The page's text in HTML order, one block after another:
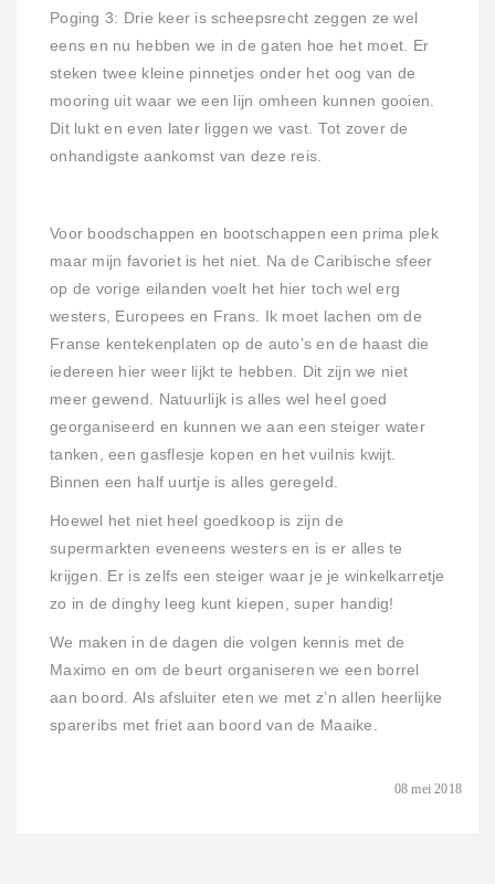
08 mei 2018
Poging 3: Drie keer is scheepsrecht zeggen ze wel
eens en nu hebben we in de gaten hoe het moet. Er
steken twee kleine pinnetjes onder het oog van de
mooring uit waar we een lijn omheen kunnen gooien.
Dit lukt en even later liggen we vast. Tot zover de
onhandigste aankomst van deze reis.
Voor boodschappen en bootschappen een prima plek
maar mijn favoriet is het niet. Na de Caribische sfeer
op de vorige eilanden voelt het hier toch wel erg
westers, Europees en Frans. Ik moet lachen om de
Franse kentekenplaten op de auto’s en de haast die
iedereen hier weer lijkt te hebben. Dit zijn we niet
meer gewend. Natuurlijk is alles wel heel goed
georganiseerd en kunnen we aan een steiger water
tanken, een gasflesje kopen en het vuilnis kwijt.
Binnen een half uurtje is alles geregeld.
Hoewel het niet heel goedkoop is zijn de
supermarkten eveneens westers en is er alles te
krijgen. Er is zelfs een steiger waar je je winkelkarretje
zo in de dinghy leeg kunt kiepen, super handig!
We maken in de dagen die volgen kennis met de
Maximo en om de beurt organiseren we een borrel
aan boord. Als afsluiter eten we met z’n allen heerlijke
spareribs met friet aan boord van de Maaike.